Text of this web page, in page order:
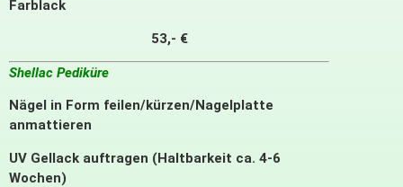
Farblack
53,- €
Shellac Pediküre
Nägel in Form feilen/kürzen/Nagelplatte
anmattieren
UV Gellack auftragen (Haltbarkeit ca. 4-6
Wochen)